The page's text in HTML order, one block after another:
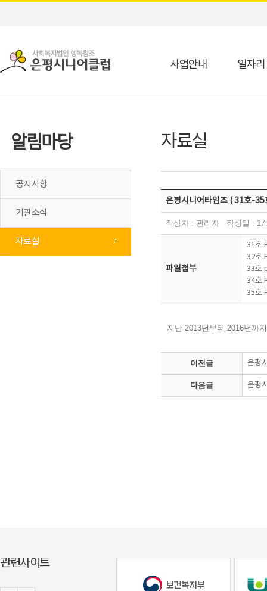
사업안내 일자
알림마당
공지사항
기관소식
자료실
자료실
은평시니어타임즈 ( 31호-35
작성자 : 관리자 작성일 :
파일첨부
31호
32호
33호
34호
35호
지난 2013년부터 2016년까
이전글 은평
다음글 은평
관련사이트